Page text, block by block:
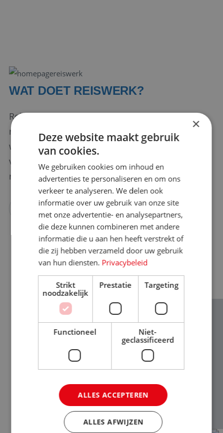
WAT DOET REISWERK?
Reiswerk is het arbeidsmarktfonds voor de
reissector. Wij zijn er voor alle medewerkers
werkzaam in de reisbranche. Wij streven naar
voldoende toekomstbestendige
reisprofessionals.
LEES ONS VERHAAL
NIEUWS & BLOGS
×
Deze website maakt gebruik
van cookies.
We gebruiken cookies om inhoud en
advertenties te personaliseren en om ons
verkeer te analyseren. We delen ook
informatie over uw gebruik van onze site
met onze advertentie- en analysepartners,
die deze kunnen combineren met andere
informatie die u aan hen heeft verstrekt of
die zij hebben verzameld door uw gebruik
van hun diensten. Privacybeleid
Strikt
noodzakelijk
Prestatie Targeting
Functioneel
Niet-
geclassificeerd
ALLES ACCEPTEREN
ALLES AFWIJZEN